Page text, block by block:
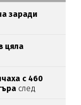
заради
цяла
с 460
след